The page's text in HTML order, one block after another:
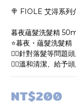
🍭 FIOLE 艾淂系列
暮夜蘊髮洗髮精
⭐️暮夜・蘊髮洗髮精
👉🏻針對落髮等問題
👉🏻溫和清潔、給予
NT$200